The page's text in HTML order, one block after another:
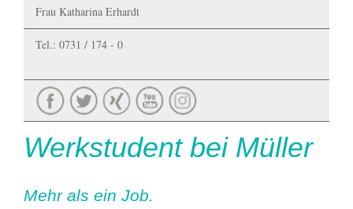
Frau Katharina Erhardt
Tel.: 0731 / 174 - 0
Werkstudent bei Müller
Mehr als ein Job.